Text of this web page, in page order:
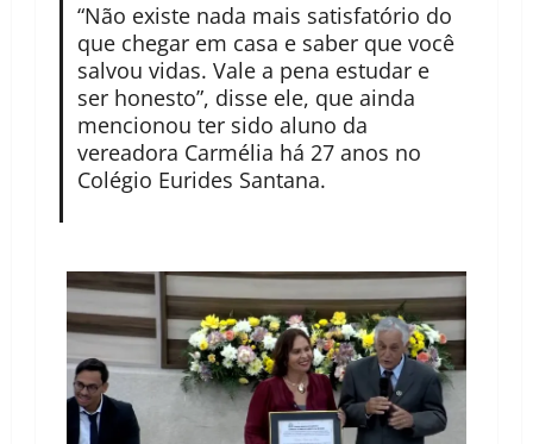
“Não existe nada mais satisfatório do
que chegar em casa e saber que você
salvou vidas. Vale a pena estudar e
ser honesto”, disse ele, que ainda
mencionou ter sido aluno da
vereadora Carmélia há 27 anos no
Colégio Eurides Santana.